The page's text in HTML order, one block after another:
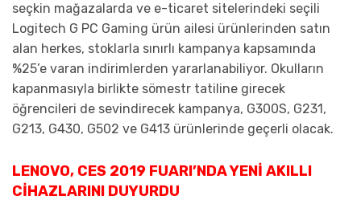
seçkin mağazalarda ve e-ticaret sitelerindeki seçili
Logitech G PC Gaming ürün ailesi ürünlerinden satın
alan herkes, stoklarla sınırlı kampanya kapsamında
%25’e varan indirimlerden yararlanabiliyor. Okulların
kapanmasıyla birlikte sömestr tatiline girecek
öğrencileri de sevindirecek kampanya, G300S, G231,
G213, G430, G502 ve G413 ürünlerinde geçerli olacak.
LENOVO, CES 2019 FUARI’NDA YENI AKILLI
CIHAZLARINI DUYURDU